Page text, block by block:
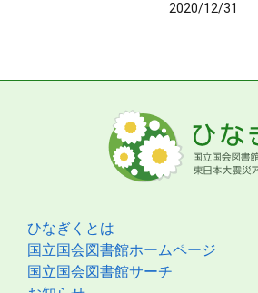
2020/12/31
ひなぎくとは
国立国会図書館ホームページ
国立国会図書館サーチ